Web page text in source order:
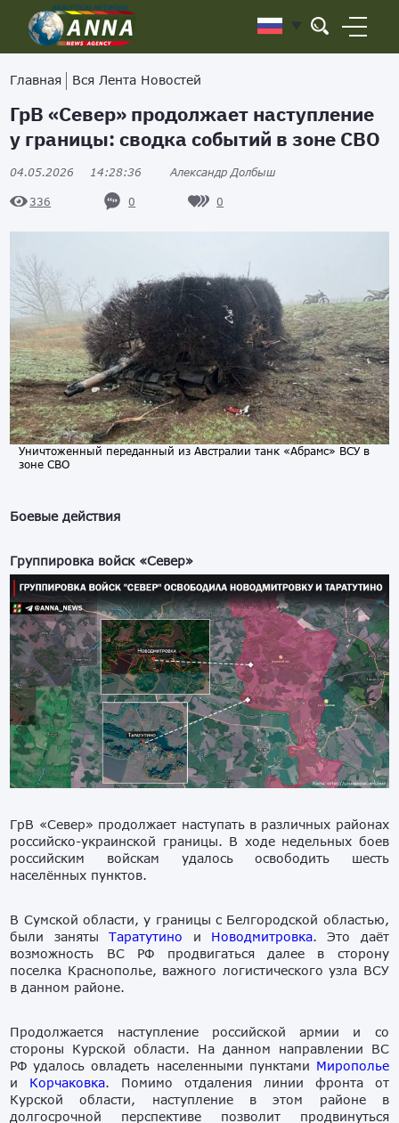
Главная Вся Лента Новостей
ГрВ «Север» продолжает наступление
у границы: сводка событий в зоне СВО
04.05.2026 14:28:36 Александр Долбыш
336 0 0
Уничтоженный переданный из Австралии танк «Абрамс» ВСУ в
зоне СВО
Боевые действия
Группировка войск «Север»
ГрВ «Север» продолжает наступать в различных районах
российско-украинской границы. В ходе недельных боев
российским войскам удалось освободить шесть
населённых пунктов.
В Сумской области, у границы с Белгородской областью,
были заняты Таратутино и Новодмитровка. Это даёт
возможность ВС РФ продвигаться далее в сторону
поселка Краснополье, важного логистического узла ВСУ
в данном районе.
Продолжается наступление российской армии и со
стороны Курской области. На данном направлении ВС
РФ удалось овладеть населенными пунктами Мирополье
и Корчаковка. Помимо отдаления линии фронта от
Курской области, наступление в этом районе в
долгосрочной перспективе позволит продвинуться